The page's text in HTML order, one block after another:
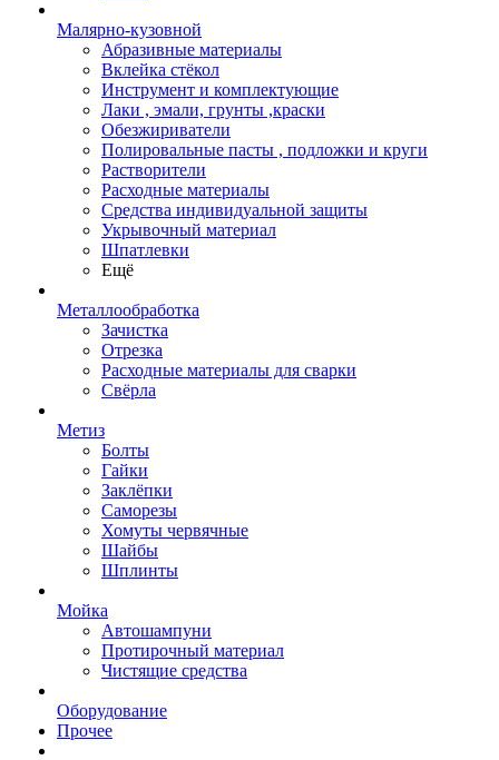
Малярно-кузовной
Абразивные материалы
Вклейка стёкол
Инструмент и комплектующие
Лаки , эмали, грунты ,краски
Обезжириватели
Полировальные пасты , подложки и круги
Растворители
Расходные материалы
Средства индивидуальной защиты
Укрывочный материал
Шпатлевки
Ещё
Металлообработка
Зачистка
Отрезка
Расходные материалы для сварки
Свёрла
Метиз
Болты
Гайки
Заклёпки
Саморезы
Хомуты червячные
Шайбы
Шплинты
Мойка
Автошампуни
Протирочный материал
Чистящие средства
Оборудование
Прочее